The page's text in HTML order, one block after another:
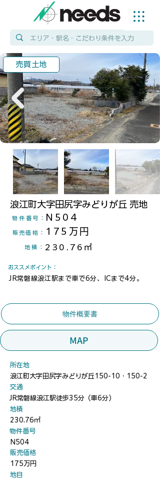
売買土地
浪江町大字田尻字みどりが丘 売地
​販売価格： 175万円
物件番号 ： N504
地積 ： 230.76㎡
​おススメポイント：
JR常磐線浪江駅まで車で6分、ICまで4分。
物件概要書
MAP
​所在地
浪江町大字田尻字みどりが丘150-10・150-2
​交通
JR常磐線浪江駅徒歩35分（車6分）
地積
230.76㎡
​物件番号
N504
​販売価格
175万円
​地目